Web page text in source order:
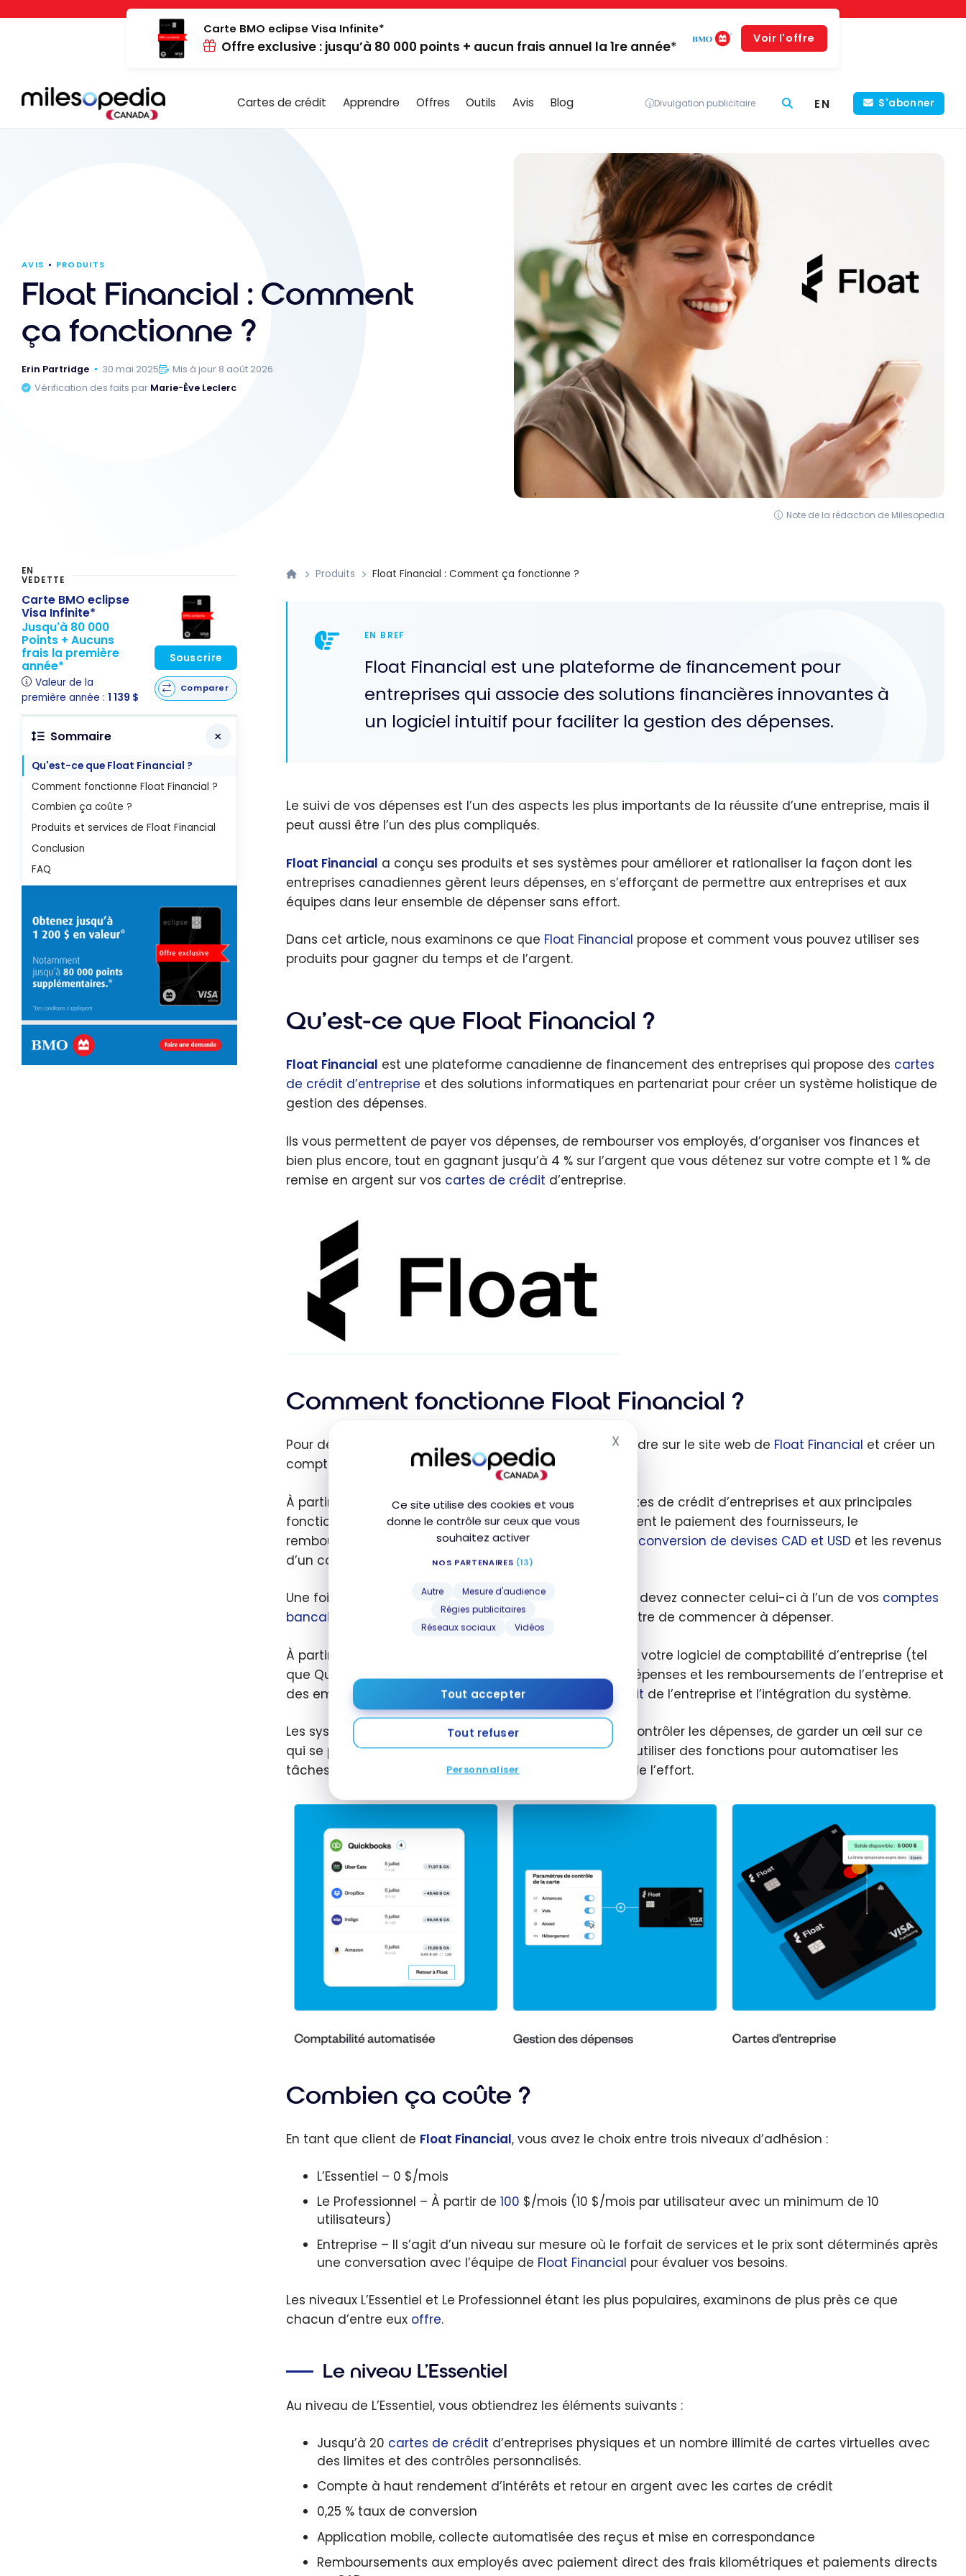
Panneau de gestion des cookies
Ce site utilise des cookies et vous
donne le contrôle sur ceux que vous
souhaitez activer
NOS PARTENAIRES (13)
Autre
Mesure d'audience
Régies publicitaires
Réseaux sociaux
Vidéos
Tout accepter
Tout refuser
Personnaliser
XMasquer le bandeau des cookies
Carte BMO eclipse Visa Infinite*
Offre exclusive : jusqu’à 80 000 points + aucun frais annuel la 1re année*
Voir l'offre
Cartes de crédit Apprendre Offres Outils Avis Blog Divulgation publicitaire EN S'abonner
AVIS PRODUITS
Float Financial : Comment
ça fonctionne ?
Erin Partridge 30 mai 2025
Mis à jour 8 août 2026
Vérification des faits par Marie-Ève Leclerc
Note de la rédaction de Milesopedia
Produits Float Financial : Comment ça fonctionne ?
EN BREF
Float Financial est une plateforme de financement pour
entreprises qui associe des solutions financières innovantes à
un logiciel intuitif pour faciliter la gestion des dépenses.
Le suivi de vos dépenses est l’un des aspects les plus importants de la réussite d’une entreprise, mais il
peut aussi être l’un des plus compliqués.
Float Financial a conçu ses produits et ses systèmes pour améliorer et rationaliser la façon dont les
entreprises canadiennes gèrent leurs dépenses, en s’efforçant de permettre aux entreprises et aux
équipes dans leur ensemble de dépenser sans effort.
Dans cet article, nous examinons ce que Float Financial propose et comment vous pouvez utiliser ses
produits pour gagner du temps et de l’argent.
Qu’est-ce que Float Financial ?
Float Financial est une plateforme canadienne de financement des entreprises qui propose des cartes
de crédit d’entreprise et des solutions informatiques en partenariat pour créer un système holistique de
gestion des dépenses.
Ils vous permettent de payer vos dépenses, de rembourser vos employés, d’organiser vos finances et
bien plus encore, tout en gagnant jusqu’à 4 % sur l’argent que vous détenez sur votre compte et 1 % de
remise en argent sur vos cartes de crédit d’entreprise.
Comment fonctionne Float Financial ?
Pour débuter avec Float Financial , vous pouvez vous rendre sur le site web de Float Financial et créer un
compte gratuit.
À partir de là, vous pouvez rapidement accéder aux cartes de crédit d’entreprises et aux principales
fonctions de gestion des dépenses proposées, notamment le paiement des fournisseurs, le
remboursement des employés, le suivi des dépenses, la conversion de devises CAD et USD et les revenus
d’un compte à haut rendement.
Une fois que vous avez créé un compte chez Float, vous devez connecter celui-ci à l’un de vos comptes
bancaires
d’entreprise pour charger les fonds et permettre de commencer à dépenser.
À partir de là, vous pouvez intégrer votre compte Float à votre logiciel de comptabilité d’entreprise (tel
que QuickBooks Online, Xero ou NetSuite), et suivre les dépenses et les remboursements de l’entreprise et
des employés facilement en utilisantles cartes de crédit de l’entreprise et l’intégration du système.
Les systèmes de Float vous permettent également de contrôler les dépenses, de garder un œil sur ce
qui se passe grâce à des rapports et des données, et d’utiliser des fonctions pour automatiser les
tâches, ce qui vous permet d’économiser du temps et de l’effort.
Combien ça coûte ?
En tant que client de Float Financial, vous avez le choix entre trois niveaux d’adhésion :
L’Essentiel – 0 $/mois
Le Professionnel – À partir de 100 $/mois (10 $/mois par utilisateur avec un minimum de 10
utilisateurs)
Entreprise – Il s’agit d’un niveau sur mesure où le forfait de services et le prix sont déterminés après
une conversation avec l’équipe de Float Financial pour évaluer vos besoins.
Les niveaux L’Essentiel et Le Professionnel étant les plus populaires, examinons de plus près ce que
chacun d’entre eux offre.
Le niveau L’Essentiel
Au niveau de L’Essentiel, vous obtiendrez les éléments suivants :
Jusqu’à 20 cartes de crédit d’entreprises physiques et un nombre illimité de cartes virtuelles avec
des limites et des contrôles personnalisés.
Compte à haut rendement d’intérêts et retour en argent avec les cartes de crédit
0,25 % taux de conversion
Application mobile, collecte automatisée des reçus et mise en correspondance
Remboursements aux employés avec paiement direct des frais kilométriques et paiements directs
EN
VEDETTE
Carte BMO eclipse
Visa Infinite*
Jusqu'à 80 000
Points + Aucuns
frais la première
année*
Valeur de la
première année : 1 139 $
Souscrire
Comparer
Sommaire
Qu'est-ce que Float Financial ?
Comment fonctionne Float Financial ?
Combien ça coûte ?
Produits et services de Float Financial
Conclusion
FAQ